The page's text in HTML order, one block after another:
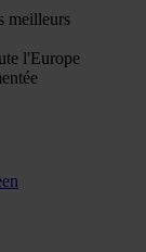
meilleurs
l'Europe